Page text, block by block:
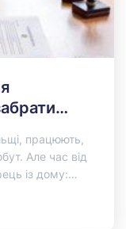
працюють,
Але час від
із дому: